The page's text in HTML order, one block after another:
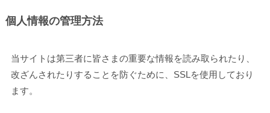
個人情報の管理方法
当サイトは第三者に皆さまの重要な情報を読み取られたり、
改ざんされたりすることを防ぐために、SSLを使用しており
ます。